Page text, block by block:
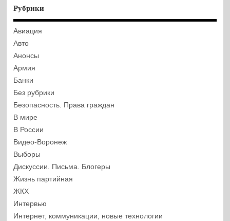
Рубрики
Авиация
Авто
Анонсы
Армия
Банки
Без рубрики
Безопасность. Права граждан
В мире
В России
Видео-Воронеж
Выборы
Дискуссии. Письма. Блогеры
Жизнь партийная
ЖКХ
Интервью
Интернет, коммуникации, новые технологии